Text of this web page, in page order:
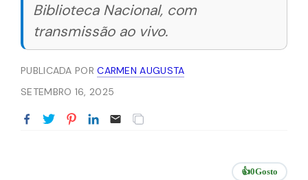
Biblioteca Nacional, com
transmissão ao vivo.
PUBLICADA PORCARMEN AUGUSTA
SETEMBRO 16, 2025
👍0Gosto